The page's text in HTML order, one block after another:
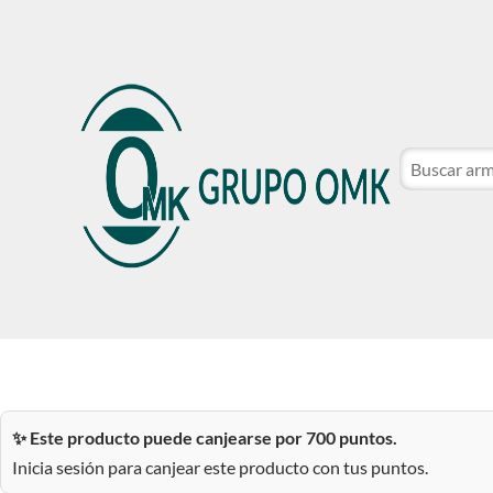
CATÁLOGO DE MARCAS
✨ Este producto puede canjearse por 700 puntos.
Inicia sesión para canjear este producto con tus puntos.